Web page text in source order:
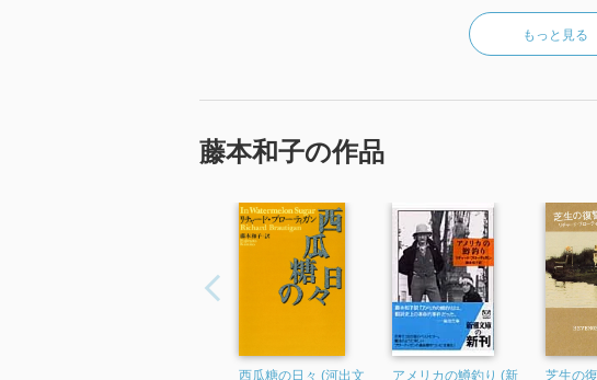
もっと見る
藤本和子の作品
西瓜糖の日々 (河出文 アメリカの鱒釣り (新 芝生の